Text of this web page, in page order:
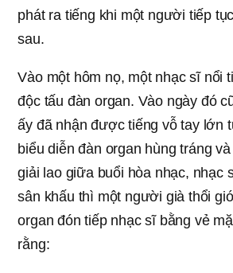
phát ra tiếng khi một người tiếp
sau.
Vào một hôm nọ, một nhạc sĩ nổi
độc tấu đàn organ. Vào ngày đó
ấy đã nhận được tiếng vỗ tay lớn
biểu diễn đàn organ hùng tráng
giải lao giữa buổi hòa nhạc, nhạc
sân khấu thì một người già thổi
organ đón tiếp nhạc sĩ bằng vẻ
rằng: